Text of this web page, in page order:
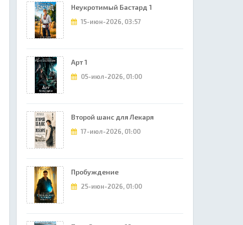
Неукротимый Бастард 1
15-июн-2026, 03:57
Арт 1
05-июл-2026, 01:00
Второй шанс для Лекаря
17-июл-2026, 01:00
Пробуждение
25-июн-2026, 01:00